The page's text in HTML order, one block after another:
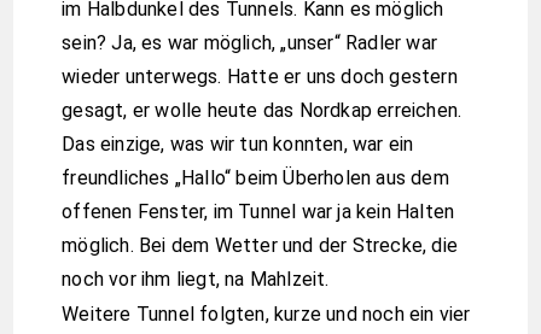
im Halbdunkel des Tunnels. Kann es möglich
sein? Ja, es war möglich, „unser“ Radler war
wieder unterwegs. Hatte er uns doch gestern
gesagt, er wolle heute das Nordkap erreichen.
Das einzige, was wir tun konnten, war ein
freundliches „Hallo“ beim Überholen aus dem
offenen Fenster, im Tunnel war ja kein Halten
möglich. Bei dem Wetter und der Strecke, die
noch vor ihm liegt, na Mahlzeit.
Weitere Tunnel folgten, kurze und noch ein vier